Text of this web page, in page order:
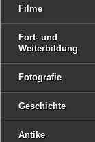
Filme
Fort- und
Weiterbildung
Fotografie
Geschichte
Antike